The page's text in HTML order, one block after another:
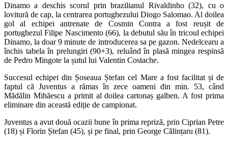
Dinamo a deschis scorul prin brazilianul Rivaldinho (32), cu o
lovitură de cap, la centrarea portughezului Diogo Salomao. Al doilea
gol al echipei antrenate de Cosmin Contra a fost reușit de
portughezul Filipe Nascimento (66), la debutul său în tricoul echipei
Dinamo, la doar 9 minute de introducerea sa pe gazon. Nedelcearu a
închis tabela în prelungiri (90+3), reluând în plasă mingea respinsă
de Pedro Mingote la șutul lui Valentin Costache.
Succesul echipei din Șoseaua Ștefan cel Mare a fost facilitat și de
faptul că Juventus a rămas în zece oameni din min. 53, când
Mădălin Mihăescu a primit al doilea cartonaș galben. A fost prima
eliminare din această ediție de campionat.
Juventus a avut două ocazii bune în prima repriză, prin Ciprian Petre
(18) și Florin Ștefan (45), și pe final, prin George Călințaru (81).